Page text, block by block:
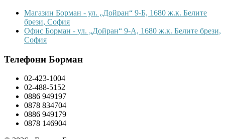
Магазин Борман - ул. „Дойран“ 9-Б, 1680 ж.к. Белите
брези, София
Офис Борман - ул. „Дойран“ 9-А, 1680 ж.к. Белите брези,
София
Телефони Борман
02-423-1004
02-488-5152
0886 949197
0878 834704
0886 949179
0878 146904